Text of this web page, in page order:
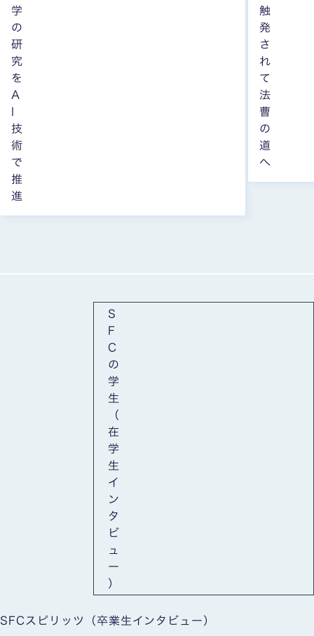
学
の
研
究
を
A
技
術
で
推
進
触
発
さ
れ
て
法
曹
の
道
へ
S
F
C
の
学
生
（
在
学
生
イ
ン
タ
ビ
ュ
ー
）
SFCスピリッツ（卒業生インタビュー）